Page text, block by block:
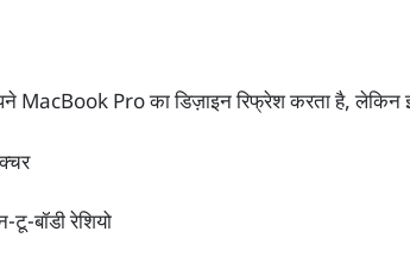
Pro का डिज़ाइन रिफ्रेश करता है, लेकिन
बॉडी रेशियो